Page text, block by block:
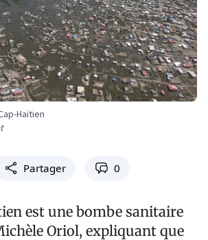
Haïtien
Partager 0
est une bombe sanitaire
Oriol, expliquant que